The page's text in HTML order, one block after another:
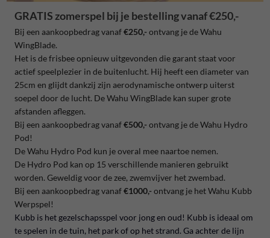
GRATIS zomerspel bij je bestelling vanaf €250,-
Bij een aankoopbedrag vanaf€250,-ontvang je de Wahu
WingBlade.
Het is de frisbee opnieuw uitgevonden die garant staat voor
actief speelplezier in de buitenlucht. Hij heeft een diameter van
25cm en glijdt dankzij zijn aerodynamische ontwerp uiterst
soepel door de lucht. De Wahu WingBlade kan super grote
afstanden afleggen.
Bij een aankoopbedrag vanaf€500,-ontvang je de Wahu Hydro
Pod!
De Wahu Hydro Pod kun je overal mee naartoe nemen.
De Hydro Pod kan op 15 verschillende manieren gebruikt
worden. Geweldig voor de zee, zwemvijver het zwembad.
Bij een aankoopbedrag vanaf€1000,-ontvang je het Wahu Kubb
Werpspel!
Kubb is het gezelschapsspel voor jong en oud! Kubb is ideaal om
te spelen in de tuin, het park of op het strand. Ga achter de lijn